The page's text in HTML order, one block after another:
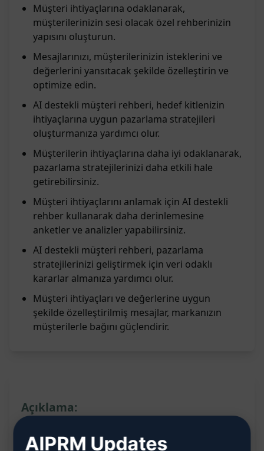
Müşteri ihtiyaçlarına odaklanarak,
müşterilerinizin sesi olacak özel rehberinizin
yapısını oluşturun.
Mesajlarınızı, müşterilerinizin isteklerini ve
değerlerini yansıtacak şekilde özelleştirin ve
optimize edin.
AI destekli müşteri rehberi, hedef kitlenizin
ihtiyaçlarına uygun pazarlama stratejileri
oluşturmanıza yardımcı olur.
Müşterilerin ihtiyaçlarına daha iyi odaklanarak,
pazarlama stratejilerinizi daha etkili hale
getirebilirsiniz.
Müşteri ihtiyaçlarını anlamak için AI destekli
rehber kullanarak daha derinlemesine
anketler ve analizler yapabilirsiniz.
AI destekli müşteri rehberi, pazarlama
stratejilerinizi geliştirmek için veri odaklı
kararlar almanıza yardımcı olur.
Müşteri ihtiyaçları ve değerlerine uygun
şekilde özelleştirilmiş mesajlar, markanızın
müşterilerle bağını güçlendirir.
Açıklama:
Müşteri kişiliği oluşturarak onların ihtiyaçları
AIPRM Updates